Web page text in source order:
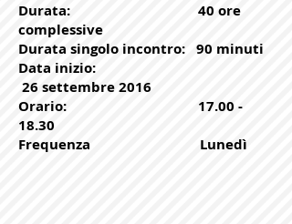
Durata: 40 ore
complessive
Durata singolo incontro: 90 minuti
Data inizio:
26 settembre 2016
Orario: 17.00 -
18.30
Frequenza Lunedì